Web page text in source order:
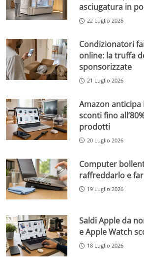
asciugatura in
22 Luglio 2026
Condizionatori
online: la truffa
sponsorizzate
21 Luglio 2026
Amazon anticipa
sconti fino
prodotti
20 Luglio 2026
Computer
raffreddarlo e
19 Luglio 2026
Saldi Apple da
e Apple Watch
18 Luglio 2026